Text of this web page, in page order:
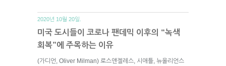
2020년 10월 20일.
미국 도시들이 코로나 팬데믹 이후의 “녹색
회복”에 주목하는 이유
(가디언, Oliver Milman) 로스앤젤레스, 시애틀, 뉴올리언스